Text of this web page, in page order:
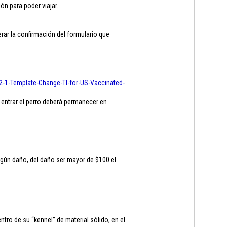
para poder viajar.
la confirmación del formulario que
1-Template-Change-TI-for-US-Vaccinated-
el perro deberá permanecer en
daño, del daño ser mayor de $100 el
de su “kennel” de material sólido, en el